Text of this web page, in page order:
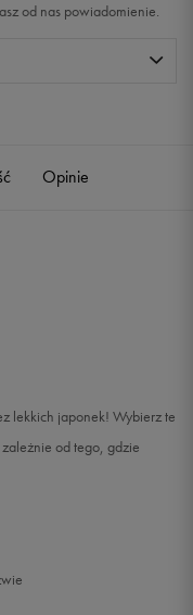
od nas powiadomienie.
Powiadom o dostępności
Opinie
lekkich japonek! Wybierz te
od tego, gdzie